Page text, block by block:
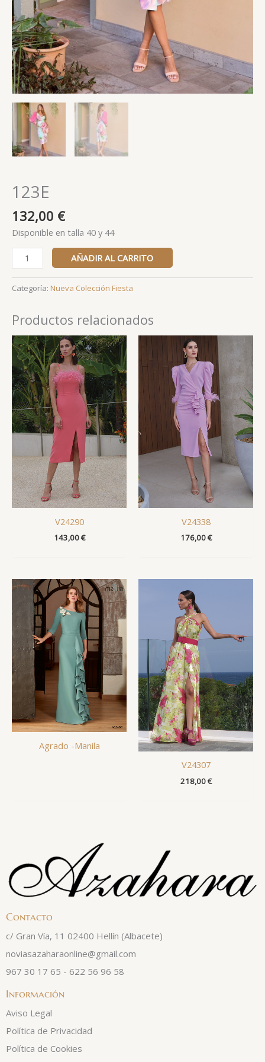
123E
132,00 €
Disponible en talla 40 y 44
AÑADIR AL CARRITO
Categoría: Nueva Colección Fiesta
Productos relacionados
V24290
143,00€
V24338
176,00€
Agrado -Manila
V24307
218,00€
Contacto
c/ Gran Vía, 11 02400 Hellín (Albacete)
noviasazaharaonline@gmail.com
967 30 17 65 - 622 56 96 58
Información
Aviso Legal
Política de Privacidad
Política de Cookies